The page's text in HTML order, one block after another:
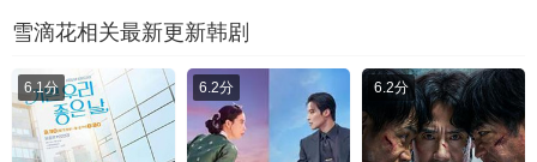
雪滴花相关最新更新韩剧
6.1分 6.2分 6.2分